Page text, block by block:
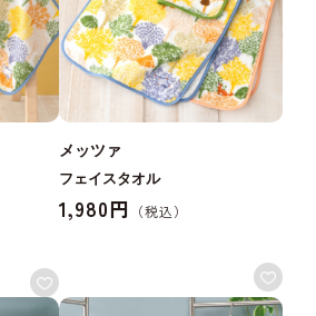
メッツァ
フェイスタオル
1,980円